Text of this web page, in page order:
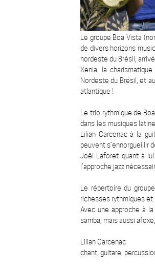
Le groupe Boa Vista
de divers horizons
nordeste du Brésil,
Xenia, la
Nordeste du Brésil, et
atlantique !
Le trio rythmique de
dans les musiques
Lilian Carcenac à la
peuvent s’ennorgueillir
Joël Laforet quant à
l’approche jazz
Le répertoire du
richesses rythmiques et
Avec une approche à
samba, mais aussi
Lilian Carcenac
chant, guitare,